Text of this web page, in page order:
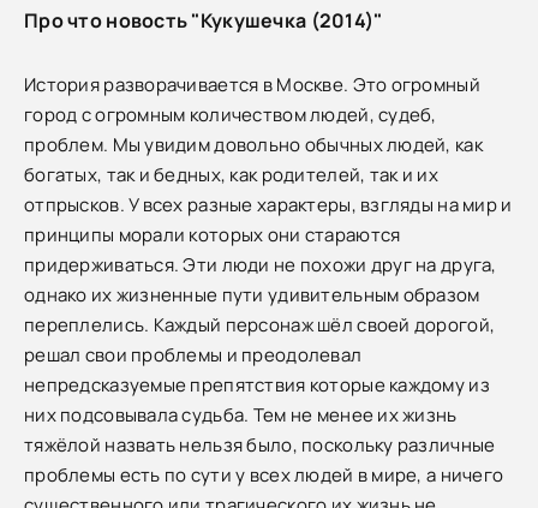
Про что новость "Кукушечка (2014)"
История разворачивается в Москве. Это огромный
город с огромным количеством людей, судеб,
проблем. Мы увидим довольно обычных людей, как
богатых, так и бедных, как родителей, так и их
отпрысков. У всех разные характеры, взгляды на мир и
принципы морали которых они стараются
придерживаться. Эти люди не похожи друг на друга,
однако их жизненные пути удивительным образом
переплелись. Каждый персонаж шёл своей дорогой,
решал свои проблемы и преодолевал
непредсказуемые препятствия которые каждому из
них подсовывала судьба. Тем не менее их жизнь
тяжёлой назвать нельзя было, поскольку различные
проблемы есть по сути у всех людей в мире, а ничего